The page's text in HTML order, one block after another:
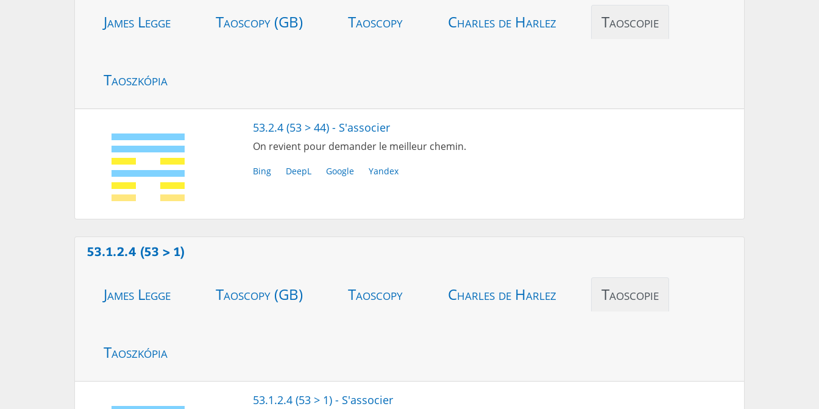
James Legge Taoscopy (GB) Taoscopy Charles de Harlez Taoscopie
Taoszkópia
53.2.4 (53 > 44) - S'associer
On revient pour demander le meilleur chemin.
Bing DeepL Google Yandex
53.1.2.4 (53 > 1)
James Legge Taoscopy (GB) Taoscopy Charles de Harlez Taoscopie
Taoszkópia
53.1.2.4 (53 > 1) - S'associer